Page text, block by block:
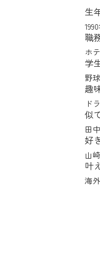
生
職
ホ
学
野球
趣
ド
似
田
好
山
叶
海